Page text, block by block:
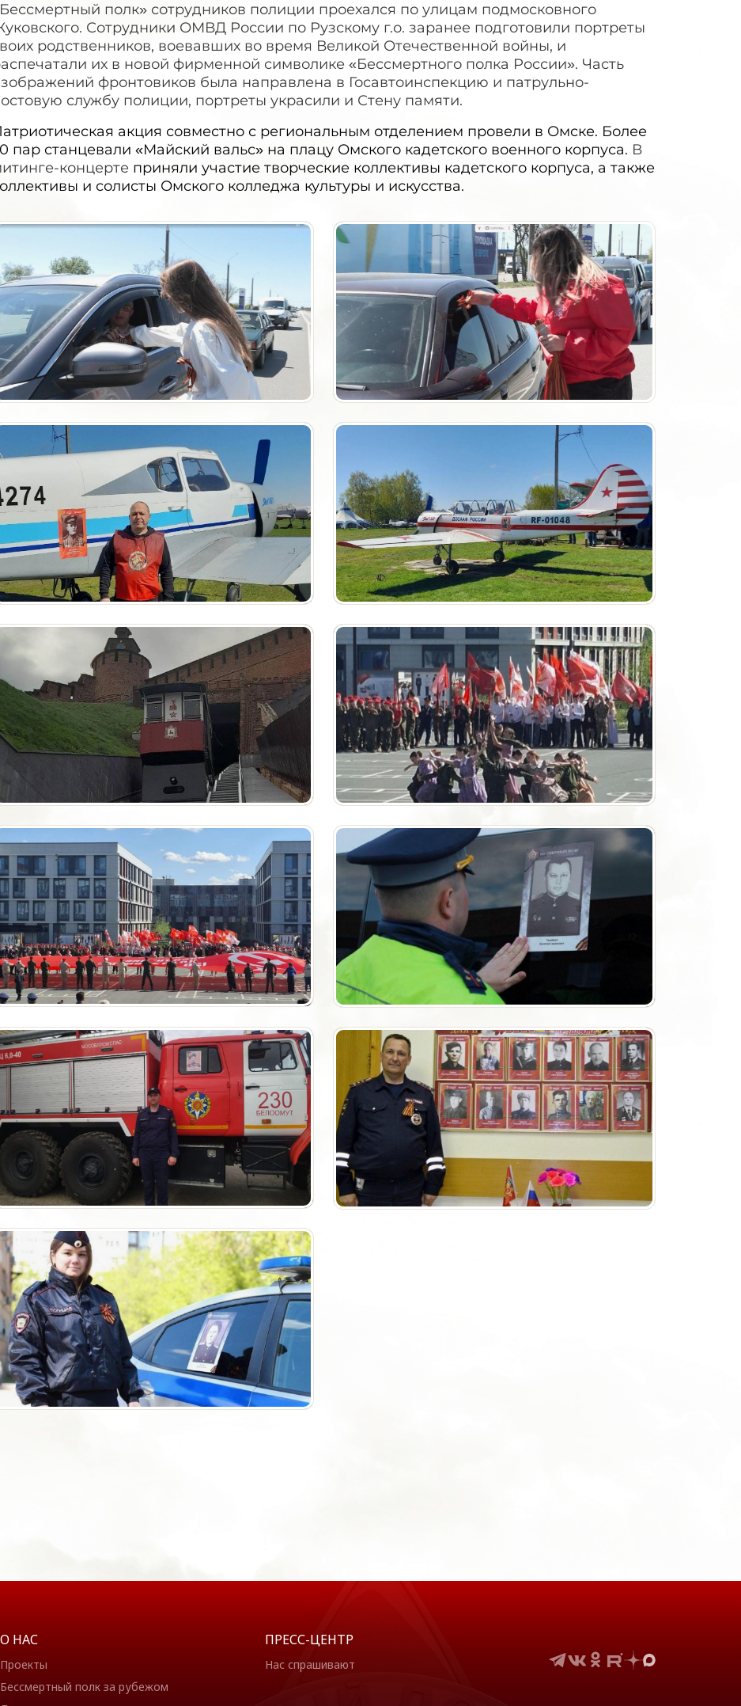
полк» сотрудников полиции проехался по улицам подмосковного
Сотрудники ОМВД России по Рузскому г.о. заранее подготовили портреты
родственников, воевавших во время Великой Отечественной войны, и
их в новой фирменной символике «Бессмертного полка России». Часть
фронтовиков была направлена в Госавтоинспекцию и патрульно-
службу полиции, портреты украсили и Стену памяти.
акция совместно с региональным отделением провели в Омске. Более
пар станцевали «Майский вальс» на плацу Омского кадетского военного корпуса. В
концерте приняли участие творческие коллективы кадетского корпуса, а также
и солисты Омского колледжа культуры и искусства.
О НАС
Проекты
Бессмертный полк за рубежом
ПРЕСС-ЦЕНТР
Нас спрашивают